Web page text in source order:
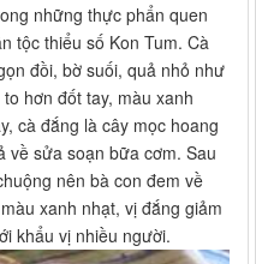
những thực phẩn quen
tộc thiểu số Kon Tum. Cà
đồi, bờ suối, quả nhỏ như
hơn đốt tay, màu xanh
cà đắng là cây mọc hoang
về sửa soạn bữa cơm. Sau
nên bà con đem về
xanh nhạt, vị đắng giảm
khẩu vị nhiều người.